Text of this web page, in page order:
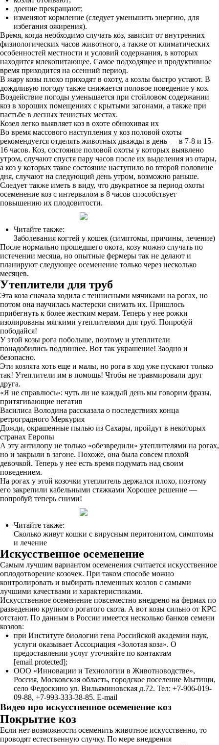
доение прекращают;
изменяют кормление (следует уменьшить энергию, для
избегания ожирения).
Время, когда необходимо случать коз, зависит от внутренних
физиологических часов животного, а также от климатических
особенностей местности и условий содержания, в которых
находится млекопитающее. Самое подходящее и продуктивное
время приходится на осенний период.
В жару козы плохо приходят в охоту, а козлы быстро устают. В
дождливую погоду также снижается половое поведение у коз.
Воздействие погоды уменьшается при стойловом содержании
коз в хороших помещениях с крытыми загонами, а также при
пастьбе в лесных тенистых местах.
Козел легко выявляет коз в охоте обнюхивая их
Во время массового наступления у коз половой охоты
рекомендуется отделять животных дважды в день — в 7-8 и 15-
16 часов. Коз, состояние половой охоты у которых выявлено
утром, случают спустя пару часов после их выделения из отары,
а коз у которых такое состояние наступило во второй половине
дня, случают на следующий день утром, возможно раньше.
Следует также иметь в виду, что двукратное за период охоты
осеменение коз с интервалом в 8 часов способствует
повышению их плодовитости.
Читайте также:
Заболевания когтей у кошек (симптомы, причины, лечение)
После нормально прошедшего окота, козу можно случать по
истечении месяца, но опытные фермеры так не делают и
планируют следующее осеменение только через несколько
месяцев.
Утеплители для труб
Эта коза сначала ходила с теннисными мячиками на рогах, но
потом она научилась мастерски снимать их. Пришлось
прибегнуть к более жестким мерам. Теперь у нее рожки
изолированы мягкими утеплителями для труб. Попробуй
пободайся!
У этой козы рога побольше, поэтому и утеплители
понадобились подлиннее. Вот так украшение! Заодно и
безопасно.
Эти козлята хоть еще и малы, но рога в ход уже пускают только
так! Утеплители им в помощь! Чтобы не травмировали друг
друга.
«Я не справлюсь»: чуть ли не каждый день мы говорим фразы,
притягивающие негатив
Василиса Володина рассказала о последствиях конца
ретроградного Меркурия
Дожди, окрашенные пылью из Сахары, пройдут в некоторых
странах Европы
А эту антилопу не только «обезвредили» утеплителями на рогах,
но и закрыли в загоне. Похоже, она была совсем плохой
девочкой. Теперь у нее есть время подумать над своим
поведением.
На рогах у этой козочки утеплитель держался плохо, поэтому
его закрепили кабельными стяжками Хорошее решение —
попробуй теперь сними!
Читайте также:
Сколько живут кошки с вирусным перитонитом, симптомы
и лечение
Искусственное осеменение
Самым лучшим вариантом осеменения считается искусственное
оплодотворение козочек. При таком способе можно
контролировать и выбирать племенных козлов с самыми
лучшими качествами и характеристиками.
Искусственное осеменение повсеместно внедрено на фермах по
разведению крупного рогатого скота. А вот козы сильно от КРС
отстают. По данным в России имеется несколько банков семени
козлов:
при Институте биологии гена Российской академии наук,
услуги оказывает Ассоциация «Золотая коза». О
предоставлении услуг уточняйте по контактам
[email protected];
ООО «Инновации и Технологии в Животноводстве»,
Россия, Московская область, городское поселение Мытищи,
село Федоскино ул. Вильяминовская д.72. Тел: +7-906-019-
09-88, +7-993-333-38-85. ​​E-mail​
Видео про искусственное осеменение коз
Покрытие коз
Если нет возможности осеменить животное искусственно, то
проводят естественную случку. По мере внедрения